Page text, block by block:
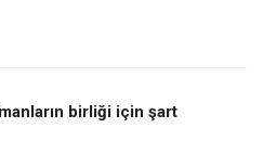
birliği için şart